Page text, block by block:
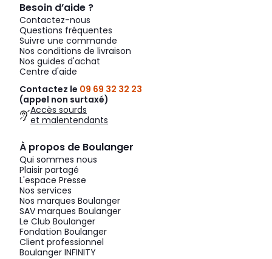
Besoin d’aide ?
Contactez-nous
Questions fréquentes
Suivre une commande
Nos conditions de livraison
Nos guides d'achat
Centre d'aide
Contactez le 09 69 32 32 23
(appel non surtaxé)
Accès sourds
et malentendants
À propos de Boulanger
Qui sommes nous
Plaisir partagé
L'espace Presse
Nos services
Nos marques Boulanger
SAV marques Boulanger
Le Club Boulanger
Fondation Boulanger
Client professionnel
Boulanger INFINITY